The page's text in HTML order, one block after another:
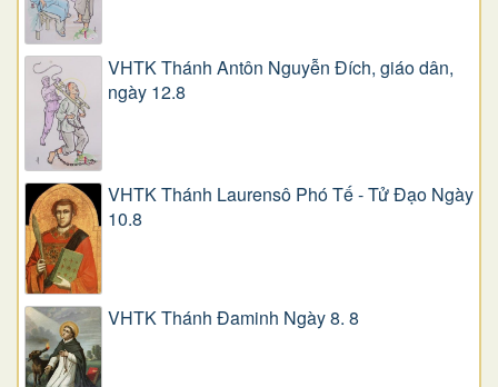
VHTK Thánh Antôn Nguyễn Ðích, giáo dân,
ngày 12.8
VHTK Thánh Laurensô Phó Tế - Tử Đạo Ngày
10.8
VHTK Thánh Đaminh Ngày 8. 8